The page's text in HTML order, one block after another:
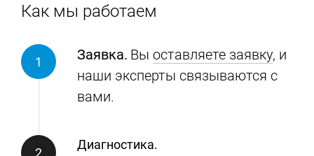
Как мы работаем
Заявка. Вы оставляете заявку, и
наши эксперты связываются с
вами.
Диагностика.